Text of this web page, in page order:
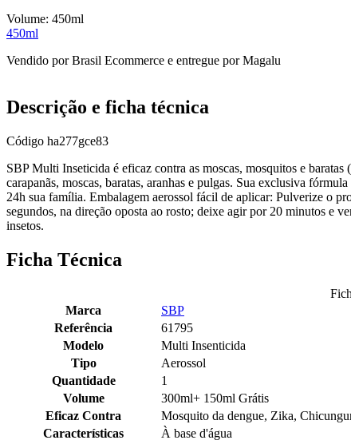
Volume: 450ml
450ml
Vendido porBrasil Ecommerce e entregue por Magalu
Descrição e ficha técnica
Código ha277gce83
SBP Multi Inseticida é eficaz contra as moscas, mosquitos e
carapanãs, moscas, baratas, aranhas e pulgas. Sua exclusiva
24h sua família. Embalagem aerossol fácil de aplicar: Pulverize o
segundos, na direção oposta ao rosto; deixe agir por 20 minutos e
insetos.
Ficha Técnica
Marca
SBP
Referência
61795
Modelo
Multi Insenticida
Tipo
Aerossol
Quantidade
1
Volume
300ml+ 150ml Grátis
Eficaz Contra
Mosquito da dengue, Zika,
Características
À base d'água